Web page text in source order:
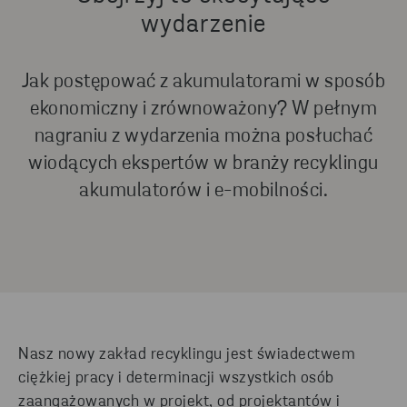
wydarzenie
Jak postępować z akumulatorami w sposób
ekonomiczny i zrównoważony? W pełnym
nagraniu z wydarzenia można posłuchać
wiodących ekspertów w branży recyklingu
akumulatorów i e-mobilności.
Nasz nowy zakład recyklingu jest świadectwem
ciężkiej pracy i determinacji wszystkich osób
zaangażowanych w projekt, od projektantów i